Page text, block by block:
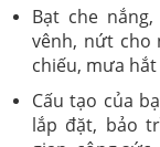
Bạt che
vênh, nứt cho
chiếu, mưa hắt
Cấu tạo của
lắp đặt, bảo